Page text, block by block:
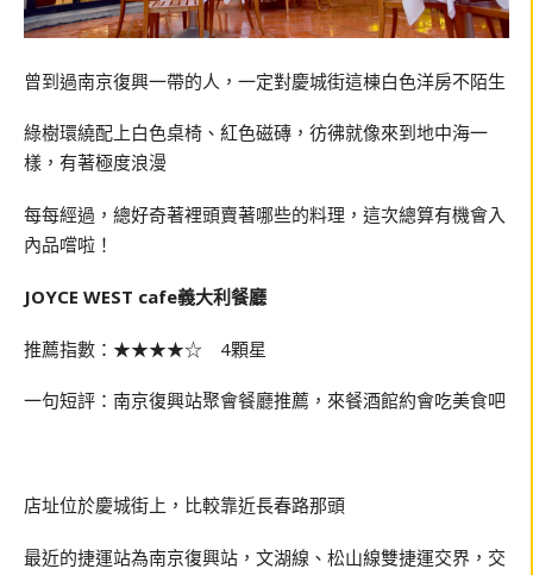
曾到過南京復興一帶的人，一定對慶城街這棟白色洋房不陌生
綠樹環繞配上白色桌椅、紅色磁磚，彷彿就像來到地中海一
樣，有著極度浪漫
每每經過，總好奇著裡頭賣著哪些的料理，這次總算有機會入
內品嚐啦！
JOYCE WEST cafe義大利餐廳
推薦指數：★★★★☆ 4顆星
一句短評：南京復興站聚會餐廳推薦，來餐酒館約會吃美食吧
店址位於慶城街上，比較靠近長春路那頭
最近的捷運站為南京復興站，文湖線、松山線雙捷運交界，交